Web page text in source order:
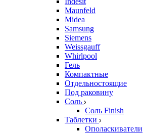
Maunfeld
Midea
Samsung
Siemens
Weissgauff
Whirlpool
Гель
Компактные
Отдельностоящие
Под раковину
Соль
Соль Finish
Таблетки
Ополаскиватели